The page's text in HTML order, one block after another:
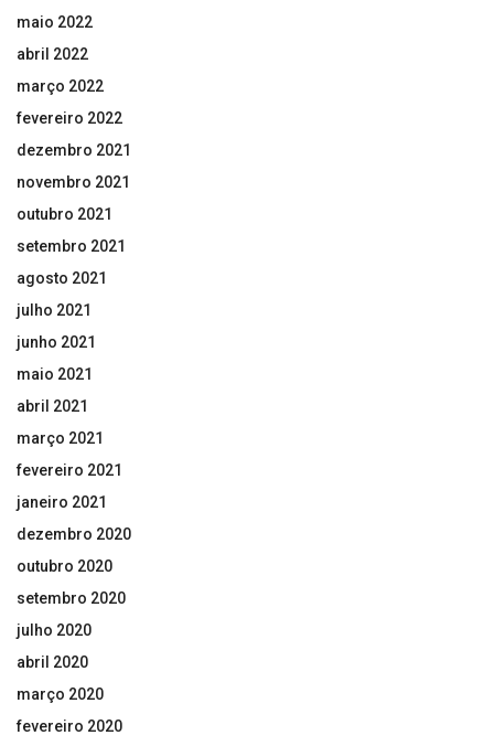
maio 2022
abril 2022
março 2022
fevereiro 2022
dezembro 2021
novembro 2021
outubro 2021
setembro 2021
agosto 2021
julho 2021
junho 2021
maio 2021
abril 2021
março 2021
fevereiro 2021
janeiro 2021
dezembro 2020
outubro 2020
setembro 2020
julho 2020
abril 2020
março 2020
fevereiro 2020